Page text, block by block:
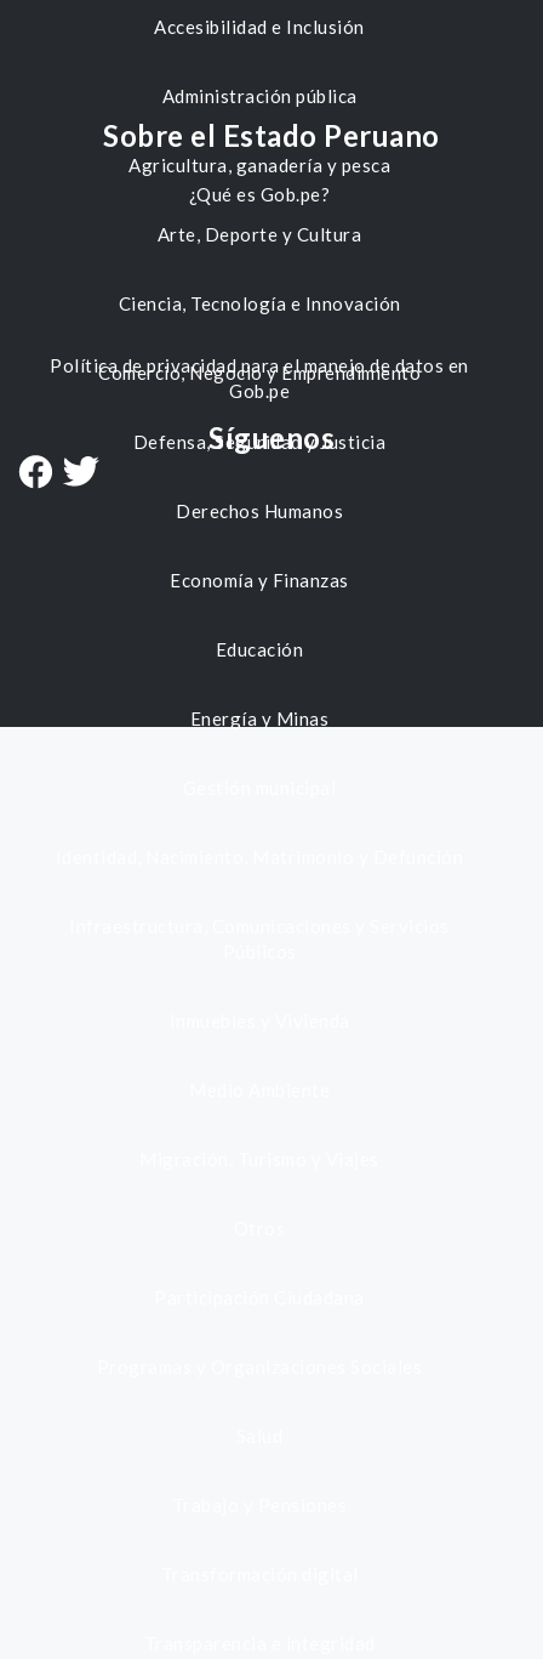
Accesibilidad e Inclusión
Administración pública
Agricultura, ganadería y pesca
Arte, Deporte y Cultura
Ciencia, Tecnología e Innovación
Comercio, Negocio y Emprendimiento
Defensa, Seguridad y Justicia
Derechos Humanos
Economía y Finanzas
Educación
Energía y Minas
Sobre el Estado Peruano
¿Qué es Gob.pe?
Política de privacidad para el manejo de datos en
Gob.pe
Síguenos